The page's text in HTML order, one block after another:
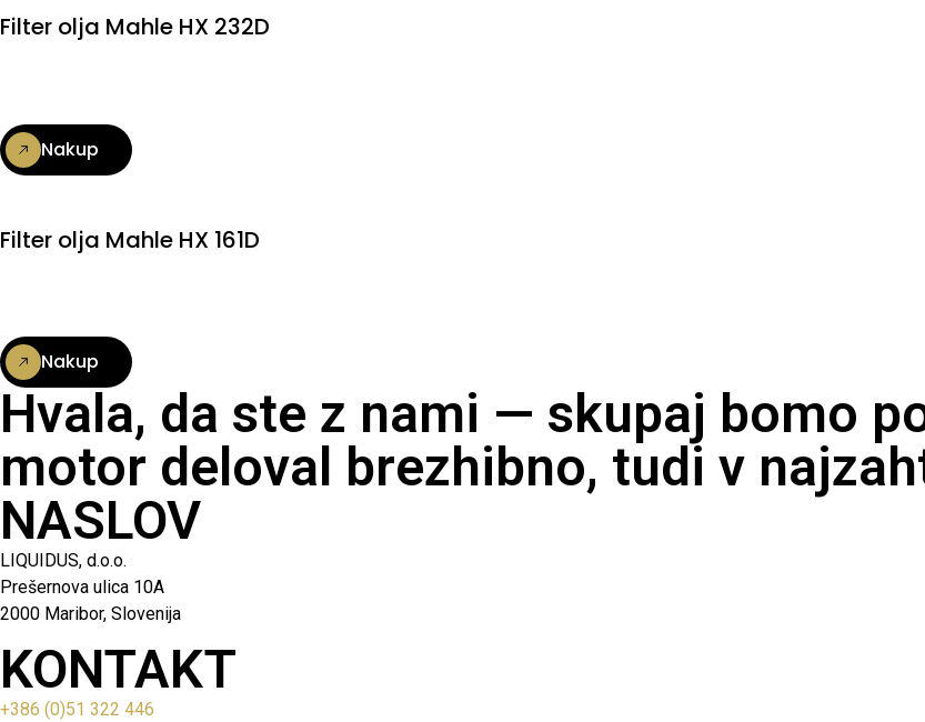
Filter olja Mahle HX 232D
Nakup
Filter olja Mahle HX 161D
Nakup
Hvala, da ste z nami — skupaj bomo
motor deloval brezhibno, tudi v
NASLOV
LIQUIDUS, d.o.o.
Prešernova ulica 10A
2000 Maribor, Slovenija
KONTAKT
+386 (0)51 322 446